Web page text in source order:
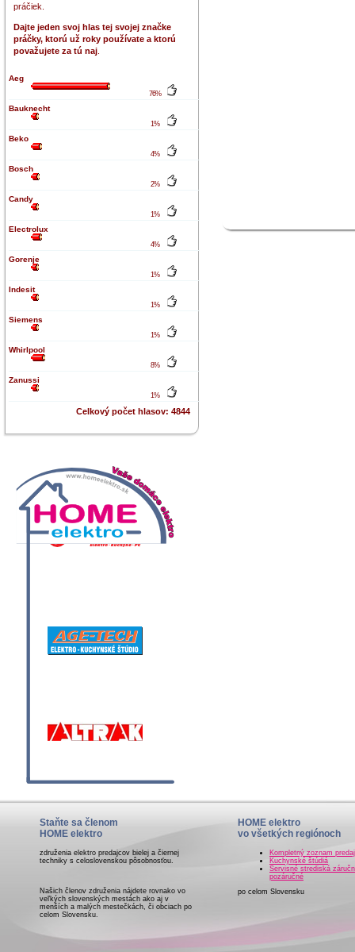
práčiek.
Dajte jeden svoj hlas tej svojej značke
práčky, ktorú už roky používate a ktorú
považujete za tú naj
Aeg
76%
Bauknecht
1%
Beko
4%
Bosch
2%
Candy
1%
Electrolux
4%
Gorenje
1%
Indesit
1%
Siemens
1%
Whirlpool
8%
Zanussi
1%
Celkový počet hlasov: 4844
Staňte sa členom
HOME elektro
združenia elektro predajcov bielej a čiernej
techniky s celoslovenskou pôsobnosťou.
Našich členov združenia nájdete rovnako vo
veľkých slovenských mestách ako aj v
menších a malých mestečkách, či obciach po
celom Slovensku.
HOME elektro
vo všetkých regiónoch
Kompletný zoznam
Kuchynské štúdiá
Servisné strediská
pozáručné
po celom Slovensku